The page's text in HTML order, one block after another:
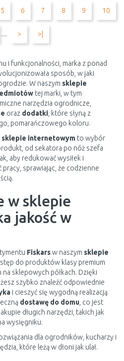
Do porównania
5 6 7 8 9 10
.... > >|
i funkcjonalności, marka z ponad
sposób, w jaki
W naszym sklepie
tej marki, w tym
narzędzia ogrodnicze,
oraz dodatki , które słyną z
pomarańczowego koloru.
sklepie internetowym to wybór
od sekatora po nóż szefa
aby redukować wysiłek i
sprawiając, że codzienne
w sklepie
jakość w
Fiskarsw naszym sklepie
do produktów klasy premium
sklepowych półkach. Dzięki
szybko znaleźć odpowiednie
i cieszyć się wygodną realizacją
dostawę do domu , co jest
długich narzędzi, takich jak
wysięgniku.
dla ogrodników, kucharzy i
które leżą w dłoni jak ulał.